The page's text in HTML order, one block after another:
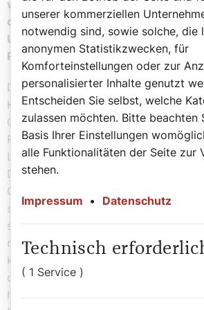
wenigen im Westen auf den „
die Sowjets eingeleitete
Ukraine, aufmerksam. Wie waren
Reaktionen?
Die Ukraine erlebte in den 1920/30er
Katastrophe einer brutalen
Gleichschaltung durch das
Regime sowie durch die
Landwirtschaft eine wirtschaftlich
Durch die Verbindungen aus
Galizien, durch die geographische
steten Flüchtlingszustrom spürte man
seismographischen Wellen dieses
naturgemäß stärker als im westlichen
kam die Unterdrückung der
den betroffenen Gebieten, deren
heimischen Kirchenleuten in regem
unserer kommerziellen
notwendig sind, sowie solche, die
anonymen Statistikzwecken, für
Komforteinstellungen oder zur
personalisierter Inhalte genutzt
Entscheiden Sie selbst, welche
zulassen möchten. Bitte beachten
Basis Ihrer Einstellungen
alle Funktionalitäten der Seite zur
stehen.
Impressum • Datenschutz
Technisch
( 1 Service )